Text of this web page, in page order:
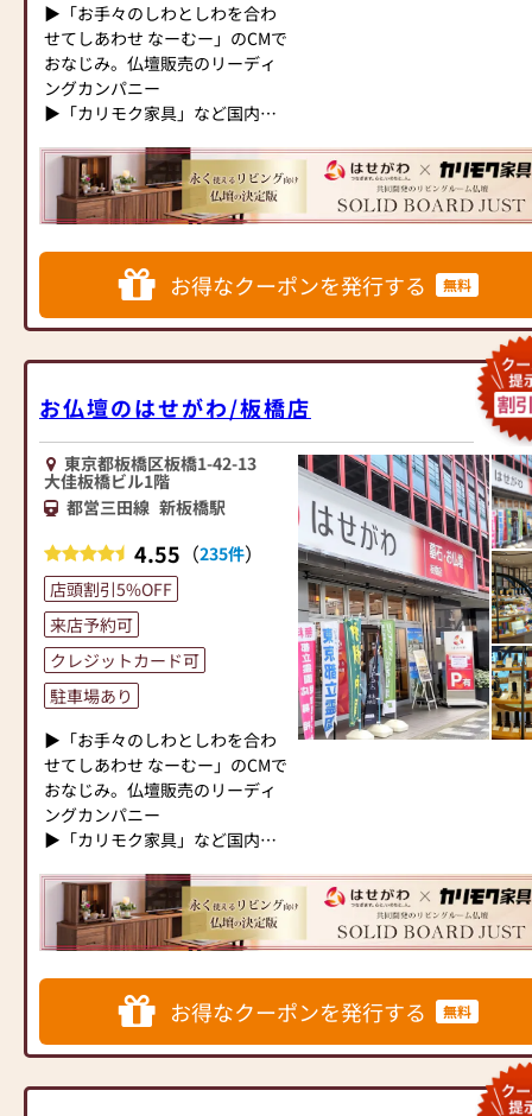
ります。お好みやご自宅のお仏
壇に合わせて、お求めいただけ
ます。
当店の魅力は、品質と価格のバ
ランスです。品質に妥協せず、
ます。お客様に長くご利用いた
だけるような耐久性のある商品
を取り扱っておりますので、安
だけます。
また、スタッフ一同、お客様の
ご要望に丁寧にお応えいたしま
問やご相談にも親身にお答え
ます。お客様のご満足度を最優
先に考え、心からのおもてなし
を提供いたします。
お仏壇のはせがわでは、お客様
の大切なご供養に寄り添い、お
手伝いさせていただきます。ぜ
ひ一度、当店にお越しくださ
い。心地よい空間で、お仏壇や
仏具をご覧いただけます。スタ
ッフ一同、心よりお待ちしてお
ります。」
≪「カリモク家具」との協同開
発≫
お仏壇のはせがわは、日本を代
表する家具メーカー「カリモク
家具」との協同開発で、現代の
住宅にあったモダンなお仏壇を
作っています。他にも国内の家
具専門メーカーと作り上げたお
仏壇コレクションがあり、祈る
チを提案します。
≪はせがわ店舗サービスのご案
●仏壇・仏具・お墓・相続・遺
品整理のご相談
●ご来店予約(ページ内の「来店
予約ボタン」からお申込くださ
い)
●お電話(ご相談や商品のご注文
を承ります。お電話時に「いい
仏壇を見た」とお伝えください)
●訪問(はせがわの専門スタッフ
がご相談や商品ご購入のお手続
きを致します)
≪お仏壇のはせがわよりお客様
へ≫
「仏壇や仏具をお探しでした
ら、ぜひお仏壇のはせがわにお
越しください。当店は幅広い品
揃えとリーズナブルな価格でお
客様をお迎えしています。
仏壇には様々な種類がございま
ンなデザインの仏壇、またコン
パクトなサイズの仏壇など、お
客様のご要望に合わせて選ぶこ
刻、仏像の種類も豊富にご用意
しておりますので、心からご供
養いただける仏壇を見つけてい
ただけます。
さらに、仏具も充実しておりま
▶「お手々のしわとしわを合わ
せてしあわせ なーむー」のCMで
おなじみ。仏壇販売のリーディ
ングカンパニー
▶「カリモク家具」など国内家
ンテリアにマッチするお仏壇を
展開
国内130店舗以上のスケールメ
リットと東証上場の信頼。創業
以来、親切・丁寧な説明と対応
を心がけ、年間約25,000基のお
仏壇、約3,000基のお墓を納めて
では、さまざまな供養（対話の
場づくり）の形をご提案してお
ります。ご自身、ご家族にあっ
た供養の形について、迷うこと
や、お困りのことなどございま
ください。店内にはお仏壇・お
仏具・お位牌・お線香・お念珠
等、豊富にご用意しておりま
す。1,000種類以上の組み合わせ
の中からお客様に合ったお仏
壇・お仏具をご提案いたしま
す。
≪「カリモク家具」との協同開
発≫
お仏壇のはせがわは、日本を代
表する家具メーカー「カリモク
住宅にあったモダンなお仏壇を
作っています。他にも国内の家
具専門メーカーと作り上げたお
人と偲ぶ人をつなぐ新しいカタ
チを提案します。
≪はせがわ店舗サービスのご案
内≫
お得なクーポンを発行する 無料
お仏壇のはせがわ/板橋店
東京都板橋区板橋1-42-13
大佳板橋ビル1階
都営三田線 新板橋駅
4.55 （235件）
店頭割引5%OFF
来店予約可
クレジットカード可
駐車場あり
▶「お手々のしわとしわを合わ
せてしあわせ なーむー」のCMで
おなじみ。仏壇販売のリーディ
ングカンパニー
▶「カリモク家具」など国内家
ンテリアにマッチするお仏壇を
展開
国内130店舗以上のスケールメ
リットと東証上場の信頼。創業
以来、親切・丁寧な説明と対応
を心がけ、年間約25,000基のお
仏壇、約3,000基のお墓を納めて
お得なクーポンを発行する 無料